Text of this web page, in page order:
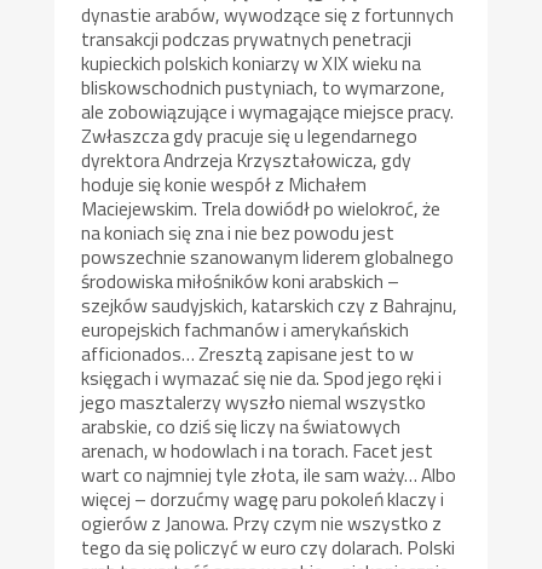
dynastie arabów, wywodzące się z fortunnych
transakcji podczas prywatnych penetracji
kupieckich polskich koniarzy w XIX wieku na
bliskowschodnich pustyniach, to wymarzone,
ale zobowiązujące i wymagające miejsce pracy.
Zwłaszcza gdy pracuje się u legendarnego
dyrektora Andrzeja Krzyształowicza, gdy
hoduje się konie wespół z Michałem
Maciejewskim. Trela dowiódł po wielokroć, że
na koniach się zna i nie bez powodu jest
powszechnie szanowanym liderem globalnego
środowiska miłośników koni arabskich –
szejków saudyjskich, katarskich czy z Bahrajnu,
europejskich fachmanów i amerykańskich
afficionados… Zresztą zapisane jest to w
księgach i wymazać się nie da. Spod jego ręki i
jego masztalerzy wyszło niemal wszystko
arabskie, co dziś się liczy na światowych
arenach, w hodowlach i na torach. Facet jest
wart co najmniej tyle złota, ile sam waży… Albo
więcej – dorzućmy wagę paru pokoleń klaczy i
ogierów z Janowa. Przy czym nie wszystko z
tego da się policzyć w euro czy dolarach. Polski